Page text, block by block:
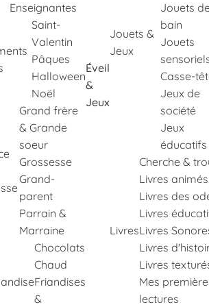
Enseignantes
Saint-
Valentin
Pâques
Halloween
Noël
Grand frère
& Grande
soeur
Grossesse
Grand-
parent
Parrain &
Marraine
Chocolats
Chaud
Friandises
&
Éveil
&
Jeux
Jouets &
Jeux
Jouets
bain
Jouets
Casse-
Jeux de
société
Jeux
éducatifs
Livres
Cherche &
Livres animés
Livres des
Livres
Livres
Livres
Livres
Mes
lectures